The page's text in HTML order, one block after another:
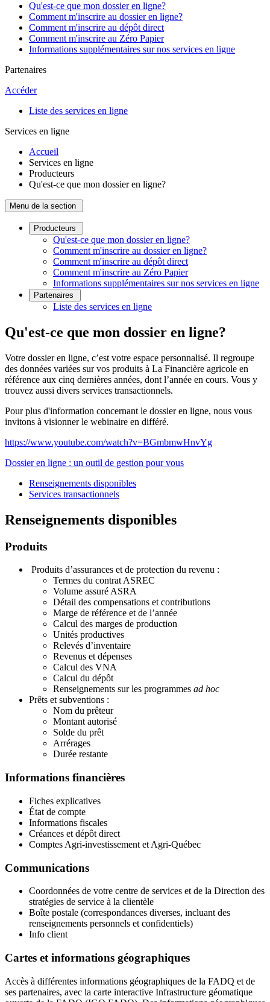
Qu'est-ce que mon dossier en ligne?
Comment m'inscrire au dossier en ligne?
Comment m'inscrire au dépôt direct
Comment m'inscrire au Zéro Papier
Informations supplémentaires sur nos services en ligne
Partenaires
Accéder
Liste des services en ligne
Services en ligne
Accueil
Services en ligne
Producteurs
Qu'est-ce que mon dossier en ligne?
Menu de la section
Producteurs
Qu'est-ce que mon dossier en ligne?
Comment m'inscrire au dossier en ligne?
Comment m'inscrire au dépôt direct
Comment m'inscrire au Zéro Papier
Informations supplémentaires sur nos services en ligne
Partenaires
Liste des services en ligne
Qu'est-ce que mon dossier en ligne?
Votre dossier en ligne, c’est votre espace personnalisé. Il regroupe
des données variées sur vos produits à La Financière agricole en
référence aux cinq dernières années, dont l’année en cours. Vous y
trouvez aussi divers services transactionnels.
Pour plus d'information concernant le dossier en ligne, nous vous
invitons à visionner le webinaire en différé.
https://www.youtube.com/watch?v=BGmbmwHnvYg
Dossier en ligne : un outil de gestion pour vous
Renseignements disponibles
Services transactionnels
Renseignements disponibles
Produits
Produits d’assurances et de protection du revenu :
Termes du contrat ASREC
Volume assuré ASRA
Détail des compensations et contributions
Marge de référence et de l’année
Calcul des marges de production
Unités productives
Relevés d’inventaire
Revenus et dépenses
Calcul des VNA
Calcul du dépôt
Renseignements sur les programmes ad hoc
Prêts et subventions :
Nom du prêteur
Montant autorisé
Solde du prêt
Arrérages
Durée restante
Informations financières
Fiches explicatives
État de compte
Informations fiscales
Créances et dépôt direct
Comptes Agri-investissement et Agri-Québec
Communications
Coordonnées de votre centre de services et de la Direction des
stratégies de service à la clientèle
Boîte postale (correspondances diverses, incluant des
renseignements personnels et confidentiels)
Info client
Cartes et informations géographiques
Accès à différentes informations géographiques de la FADQ et de
ses partenaires, avec la carte interactive Infrastructure géomatique